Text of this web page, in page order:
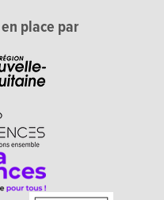
place par